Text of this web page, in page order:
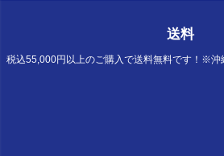
送料
税込55,000円以上のご購入で送料無料です！※沖